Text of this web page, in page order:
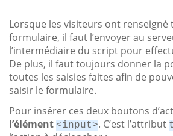
Lorsque les visiteurs ont renseigné
formulaire, il faut l’envoyer au
l’intermédiaire du script pour
De plus, il faut toujours donner la
toutes les saisies faites afin de
saisir le formulaire.
Pour insérer ces deux boutons
l’élément <input>. C’est l’attribut